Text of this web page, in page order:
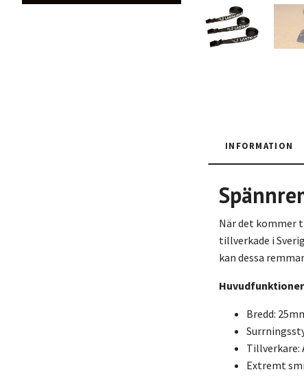
INFORMATION
När det kommer
tillverkade i
kan dessa
Huvudfunktioner
Bredd:
Tillverkare:
Extremt